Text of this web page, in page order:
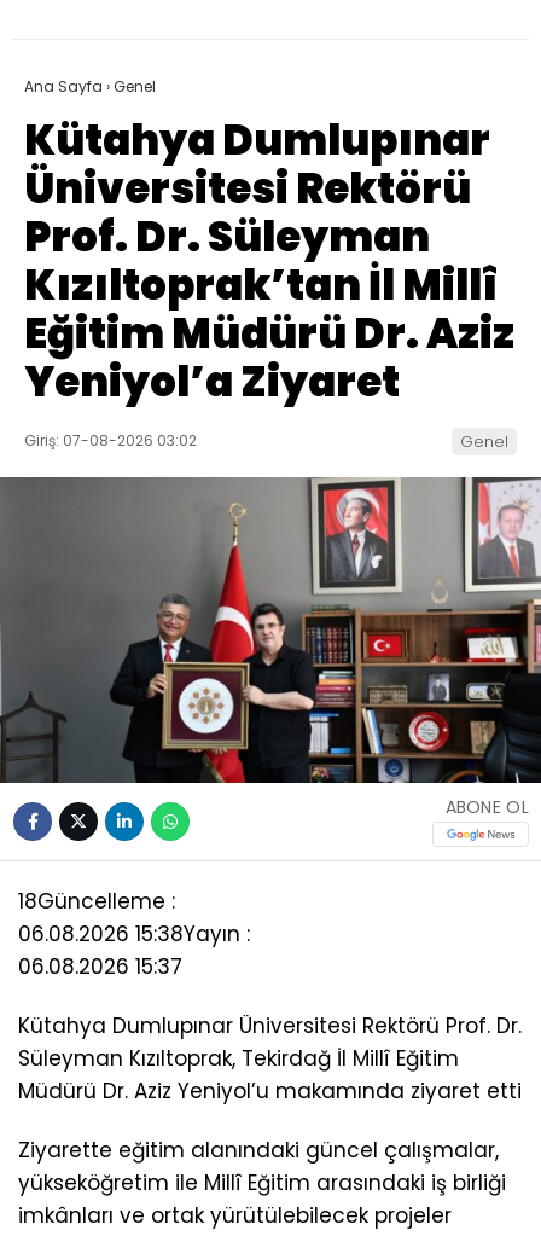
Ana Sayfa ›Genel
Kütahya Dumlupınar
Üniversitesi Rektörü
Prof. Dr. Süleyman
Kızıltoprak’tan İl Millî
Eğitim Müdürü Dr. Aziz
Yeniyol’a Ziyaret
Giriş: 07-08-2026 03:02 Genel
ABONE OL
18Güncelleme :
06.08.2026 15:38Yayın :
06.08.2026 15:37
Kütahya Dumlupınar Üniversitesi Rektörü Prof. Dr.
Süleyman Kızıltoprak, Tekirdağ İl Millî Eğitim
Müdürü Dr. Aziz Yeniyol’u makamında ziyaret etti
Ziyarette eğitim alanındaki güncel çalışmalar,
yükseköğretim ile Millî Eğitim arasındaki iş birliği
imkânları ve ortak yürütülebilecek projeler